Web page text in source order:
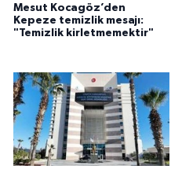
Mesut Kocagöz’den
Kepeze temizlik mesajı:
"Temizlik kirletmemektir"